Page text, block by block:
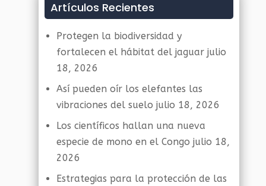
Artículos Recientes
Protegen la biodiversidad y
fortalecen el hábitat del jaguar julio
18, 2026
Así pueden oír los elefantes las
vibraciones del suelo julio 18, 2026
Los científicos hallan una nueva
especie de mono en el Congo julio 18,
2026
Estrategias para la protección de las